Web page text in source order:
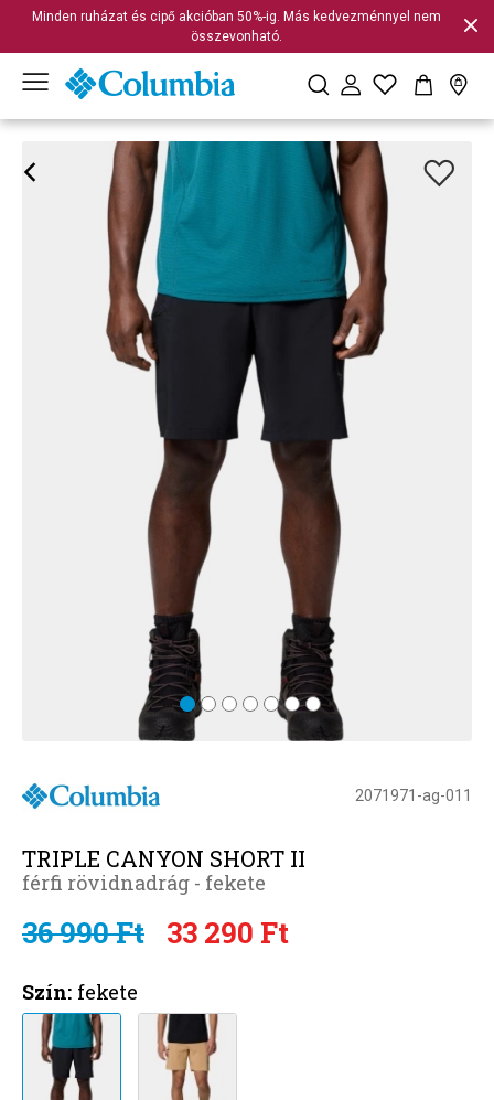
Minden ruházat és cipő akcióban 50%-ig. Más kedvezménnyel nem
összevonható.
2071971-ag-011
TRIPLE CANYON SHORT II
férfi rövidnadrág - fekete
36 990 Ft 33 290 Ft
Szín: fekete